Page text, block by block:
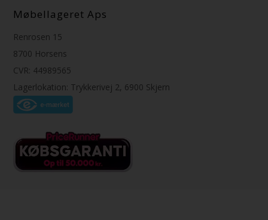
Møbellageret Aps
Renrosen 15
8700 Horsens
CVR: 44989565
Lagerlokation: Trykkerivej 2, 6900 Skjern